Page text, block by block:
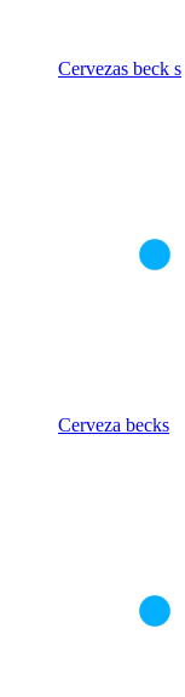
Cervezas beck s
Cerveza becks